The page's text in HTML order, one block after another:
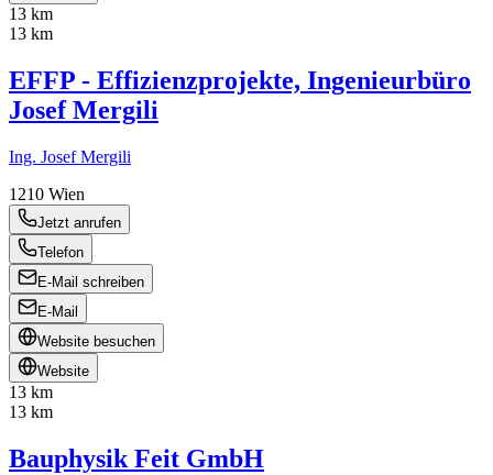
13 km
13 km
EFFP - Effizienzprojekte, Ingenieurbüro
Josef Mergili
Ing. Josef Mergili
1210 Wien
Jetzt anrufen
Telefon
E-Mail schreiben
E-Mail
Website besuchen
Website
13 km
13 km
Bauphysik Feit GmbH